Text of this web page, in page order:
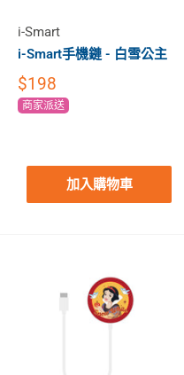
i-Smart
i-Smart手機鏈 - 白雪公主
$198
商家派送
加入購物車